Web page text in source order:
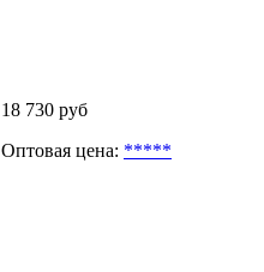
18 730 руб
Оптовая цена: *****